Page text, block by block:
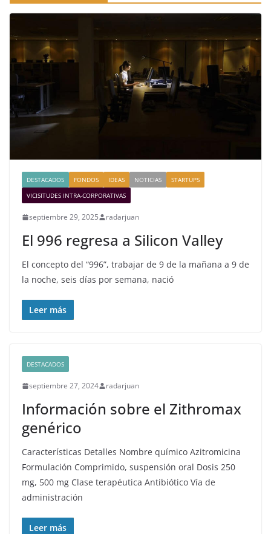
DESTACADOS FONDOS IDEAS NOTICIAS
STARTUPS
VICISITUDES INTRA-CORPORATIVAS
septiembre 29, 2025 radarjuan
El 996 regresa a Silicon Valley
El concepto del “996”, trabajar de 9 de la mañana a 9 de
la noche, seis días por semana, nació
Leer más
DESTACADOS
septiembre 27, 2024 radarjuan
Información sobre el Zithromax
genérico
Características Detalles Nombre químico Azitromicina
Formulación Comprimido, suspensión oral Dosis 250
mg, 500 mg Clase terapéutica Antibiótico Vía de
administración
Leer más